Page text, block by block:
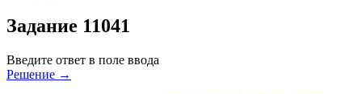
Задание 11041
Введите ответ в поле ввода
Решение →